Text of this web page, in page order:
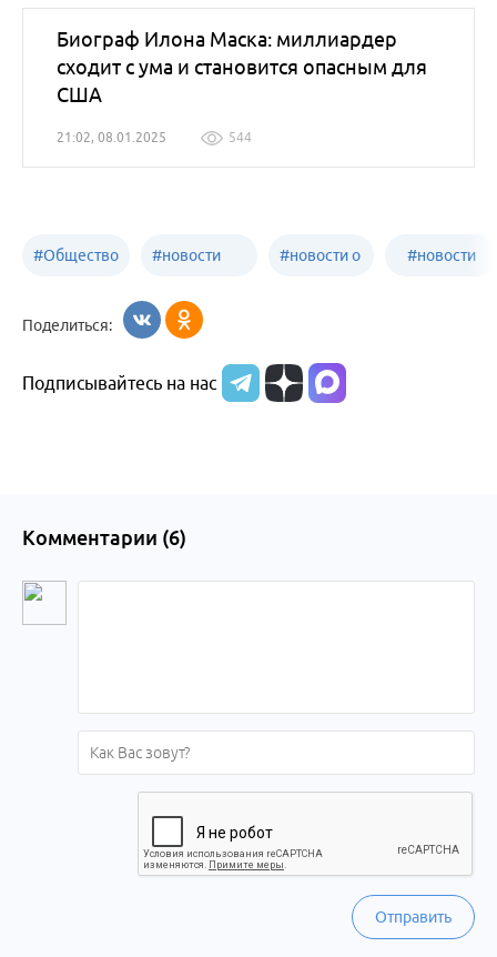
Биограф Илона Маска: миллиардер
сходит с ума и становится опасным для
США
21:02, 08.01.2025 544
#Общество #новости
образования
#новости о
Алтайского
#новости
Поделиться:
Подписывайтесь на нас
Комментарии (6)
Отправить